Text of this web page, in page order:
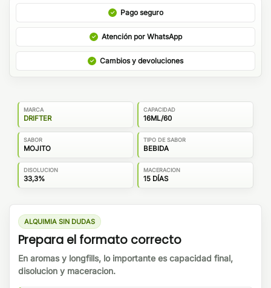
Pago seguro
Atención por WhatsApp
Cambios y devoluciones
MARCA
DRIFTER
CAPACIDAD
16ML/60
SABOR
MOJITO
TIPO DE SABOR
BEBIDA
DISOLUCION
33,3%
MACERACION
15 DÍAS
ALQUIMIA SIN DUDAS
Prepara el formato correcto
En aromas y longfills, lo importante es capacidad final,
disolucion y maceracion.